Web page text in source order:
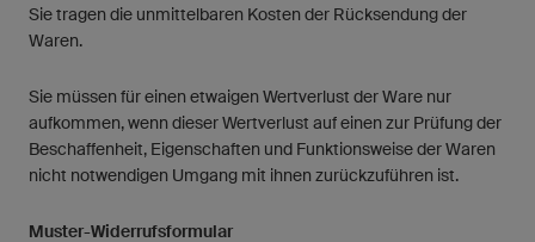
Sie tragen die unmittelbaren Kosten der Rücksendung der
Waren.
Sie müssen für einen etwaigen Wertverlust der Ware nur
aufkommen, wenn dieser Wertverlust auf einen zur Prüfung der
Beschaffenheit, Eigenschaften und Funktionsweise der Waren
nicht notwendigen Umgang mit ihnen zurückzuführen ist.
Muster-Widerrufsformular